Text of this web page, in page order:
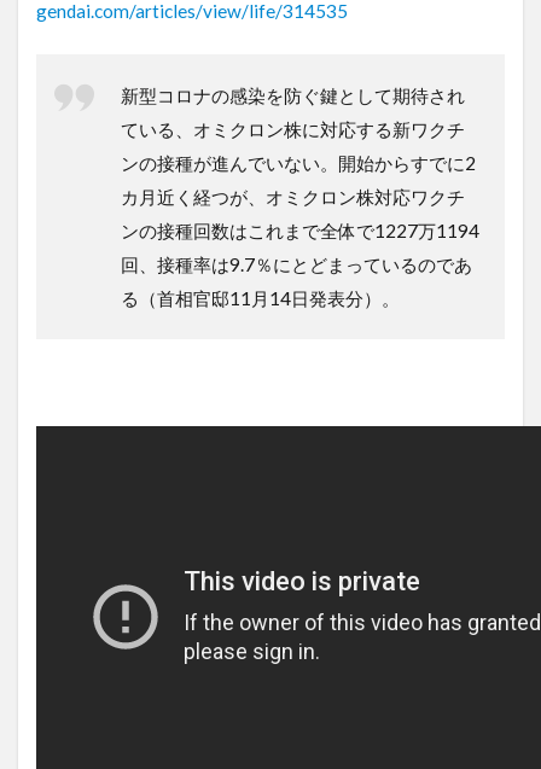
gendai.com/articles/view/life/314535
新型コロナの感染を防ぐ鍵として期待され
ている、オミクロン株に対応する新ワクチ
ンの接種が進んでいない。開始からすでに2
カ月近く経つが、オミクロン株対応ワクチ
ンの接種回数はこれまで全体で1227万1194
回、接種率は9.7％にとどまっているのであ
る（首相官邸11月14日発表分）。